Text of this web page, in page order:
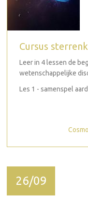
Cursus
Leer in 4 lessen de
wetenschappelijke
Les 1 - samenspel
26/09